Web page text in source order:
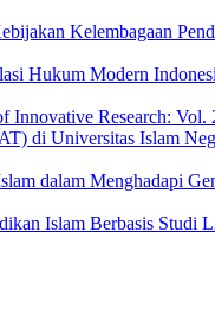
Kelembagaan
Hukum Modern
Innovative Research:
di Universitas Islam
dalam Menghadapi
Islam Berbasis Studi